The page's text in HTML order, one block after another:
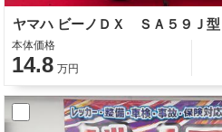
本体価格
14.8 万円